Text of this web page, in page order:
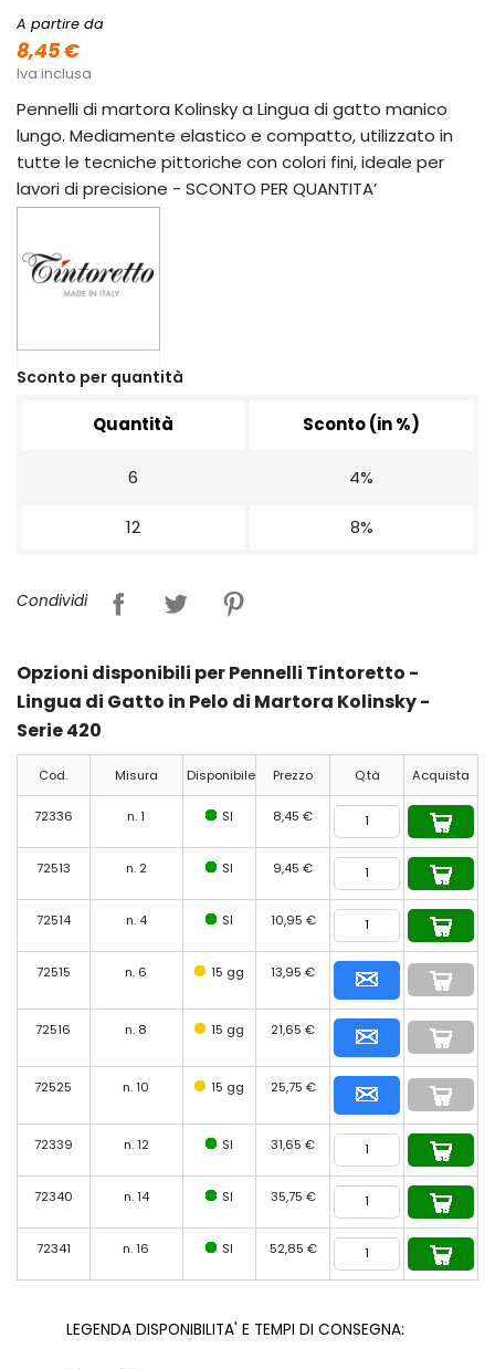
A partire da
8,45 €
Iva inclusa
Pennelli di martora Kolinsky a Lingua di gatto manico
lungo. Mediamente elastico e compatto, utilizzato in
tutte le tecniche pittoriche con colori fini, ideale per
lavori di precisione - SCONTO PER QUANTITA’
Sconto per quantità
Quantità Sconto (in %)
6 4%
12 8%
Condividi
Opzioni disponibili per Pennelli Tintoretto -
Lingua di Gatto in Pelo di Martora Kolinsky -
Serie 420
Cod. Misura Disponibile Prezzo Q.tà Acquista
72336 n. 1 SI 8,45 €
72513 n. 2 SI 9,45 €
72514 n. 4 SI 10,95 €
72515 n. 6 15 gg 13,95 €
72516 n. 8 15 gg 21,65 €
72525 n. 10 15 gg 25,75 €
72339 n. 12 SI 31,65 €
72340 n. 14 SI 35,75 €
72341 n. 16 SI 52,85 €
LEGENDA DISPONIBILITA' E TEMPI DI CONSEGNA: